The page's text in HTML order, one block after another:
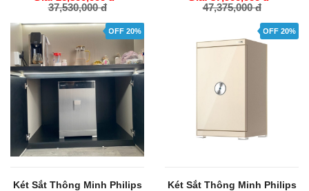
37,530,000 đ
GIỎ HÀNG
47,375,000 đ
GIỎ HÀNG
OFF 20%
Két Sắt Thông Minh Philips
OFF 20%
Két Sắt Thông Minh Philips